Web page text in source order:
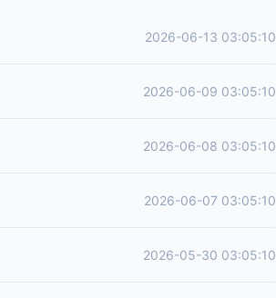
2026-06-13 03:05:10
2026-06-09 03:05:10
2026-06-08 03:05:10
2026-06-07 03:05:10
2026-05-30 03:05:10